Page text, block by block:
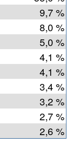
9,7 %
8,0 %
5,0 %
4,1 %
4,1 %
3,4 %
3,2 %
2,7 %
2,6 %